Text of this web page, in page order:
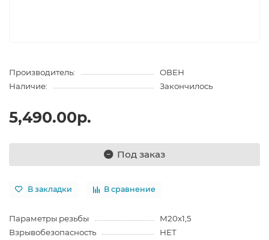
Производитель:
ОВЕН
Наличие:
Закончилось
5,490.00р.
Под заказ
В закладки В сравнение
Параметры резьбы
М20х1,5
Взрывобезопасность
НЕТ